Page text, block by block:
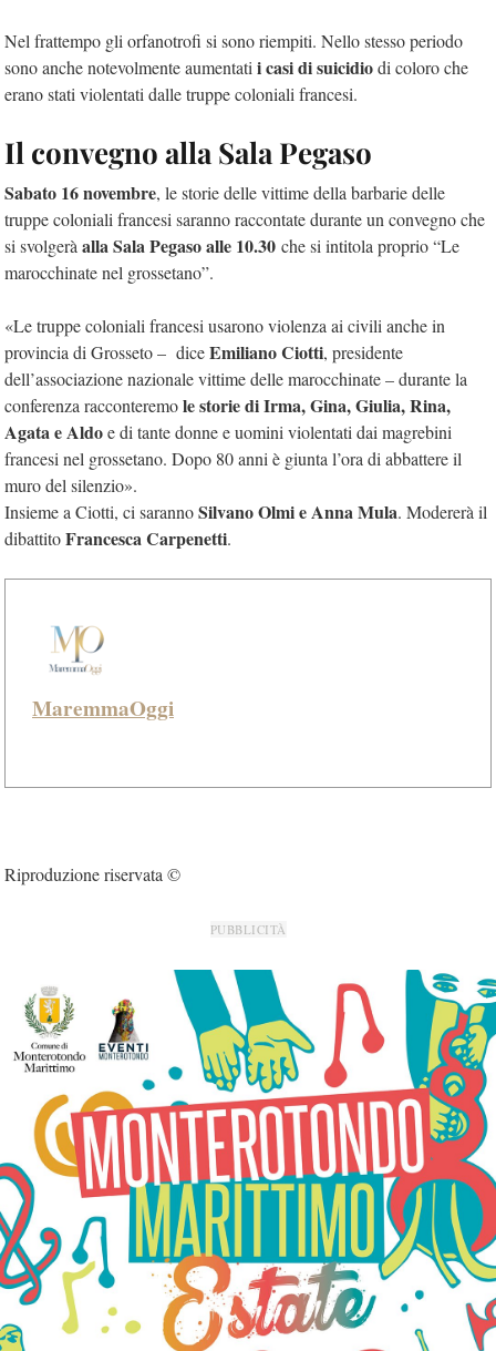
Nel frattempo gli orfanotrofi si sono riempiti. Nello stesso periodo
sono anche notevolmente aumentati i casi di suicidiodi coloro che
erano stati violentati dalle truppe coloniali francesi.
Il convegno alla Sala Pegaso
Sabato 16 novembre, le storie delle vittime della barbarie delle
truppe coloniali francesi saranno raccontate durante un convegno che
si svolgerà alla Sala Pegaso alle 10.30 che si intitola proprio “Le
marocchinate nel grossetano”.
«Le truppe coloniali francesi usarono violenza ai civili anche in
provincia di Grosseto – diceEmiliano Ciotti, presidente
dell’associazione nazionale vittime delle marocchinate – durante la
conferenza racconteremole storie di Irma, Gina, Giulia, Rina,
Agata e Aldoe di tante donne e uomini violentati dai magrebini
francesi nel grossetano. Dopo 80 anni è giunta l’ora di abbattere il
muro del silenzio».
Insieme a Ciotti, ci sarannoSilvano Olmi e Anna Mula. Modererà il
dibattitoFrancesca Carpenetti.
MaremmaOggi
Riproduzione riservata ©
PUBBLICITÀ